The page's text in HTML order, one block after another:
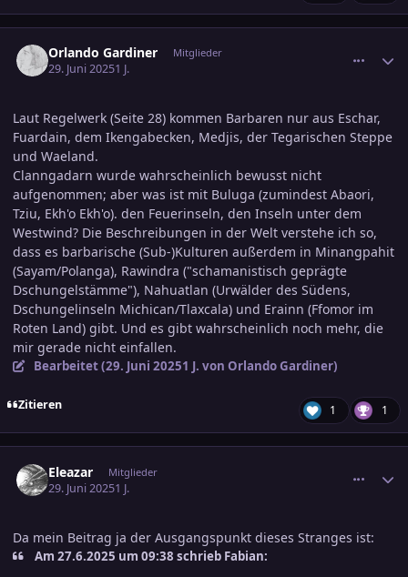
Orlando Gardiner Mitglieder
29. Juni 20251 J.
Laut Regelwerk (Seite 28) kommen Barbaren nur aus Eschar,
Fuardain, dem Ikengabecken, Medjis, der Tegarischen Steppe
und Waeland.
Clanngadarn wurde wahrscheinlich bewusst nicht
aufgenommen; aber was ist mit Buluga (zumindest Abaori,
Tziu, Ekh'o Ekh'o). den Feuerinseln, den Inseln unter dem
Westwind? Die Beschreibungen in der Welt verstehe ich so,
dass es barbarische (Sub-)Kulturen außerdem in Minangpahit
(Sayam/Polanga), Rawindra ("schamanistisch geprägte
Dschungelstämme"), Nahuatlan (Urwälder des Südens,
Dschungelinseln Michican/Tlaxcala) und Erainn (Ffomor im
Roten Land) gibt. Und es gibt wahrscheinlich noch mehr, die
mir gerade nicht einfallen.
Bearbeitet (29. Juni 20251 J. von Orlando Gardiner)
Zitieren 1 1
Eleazar Mitglieder
29. Juni 20251 J.
Da mein Beitrag ja der Ausgangspunkt dieses Stranges ist:
Am 27.6.2025 um 09:38 schrieb Fabian: